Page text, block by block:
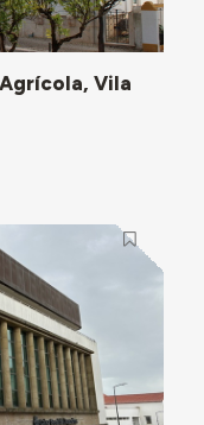
Vila